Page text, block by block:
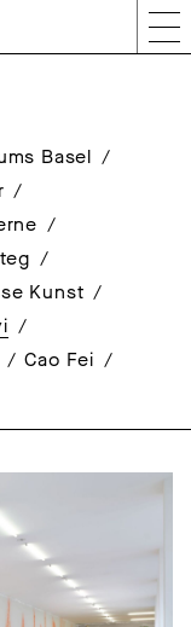
Basel
Kunst
Cao Fei